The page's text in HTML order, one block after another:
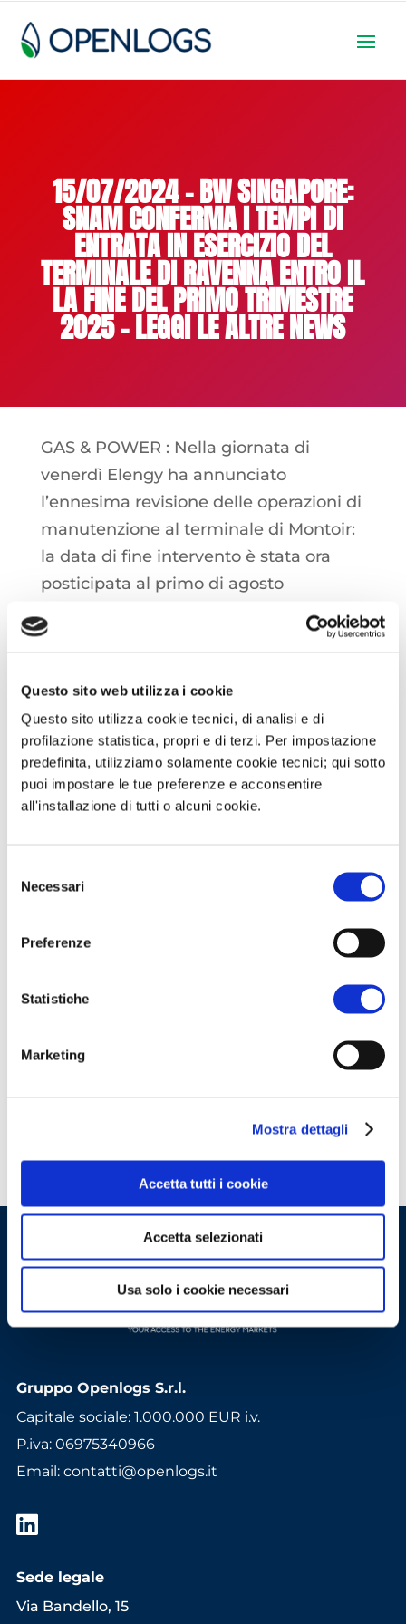
Questo sito web utilizza i cookie
Questo sito utilizza cookie tecnici, di analisi e di
profilazione statistica, propri e di terzi. Per impostazione
predefinita, utilizziamo solamente cookie tecnici; qui sotto
puoi impostare le tue preferenze e acconsentire
all'installazione di tutti o alcuni cookie.
delNecessari
Preferenze
Statistiche
Marketing
Mostra dettagli
Accetta tutti i cookie
Accetta selezionati
Usa solo i cookie necessari
15/07/2024 – BW SINGAPORE:
SNAM CONFERMA I TEMPI DI
ENTRATA IN ESERCIZIO DEL
TERMINALE DI RAVENNA ENTRO IL
LA FINE DEL PRIMO TRIMESTRE
2025 – LEGGI LE ALTRE NEWS
GAS & POWER : Nella giornata di
venerdì Elengy ha annunciato
l’ennesima revisione delle operazioni di
manutenzione al terminale di Montoir:
la data di fine intervento è stata ora
posticipata al primo di agosto
ITALIA: Il terminale di Panigaglia ha
aggiuntivo, con il fermo delle
operazioni ora previsto anche su tutto il
mese di ottobre
versione completa devi effettuare
Clicca sul pulsante qui in basso se sei
clicca qui
per scoprire come accedere.
Gruppo Openlogs S.r.l.
Capitale sociale: 1.000.000 EUR i.v.
P.iva: 06975340966
Email: contatti@openlogs.it
Sede legale
Via Bandello, 15